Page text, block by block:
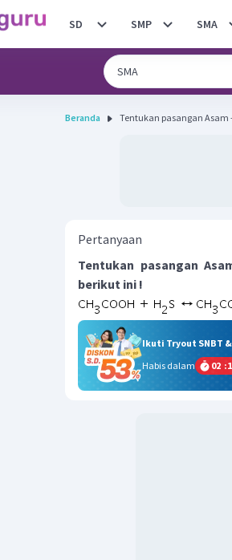
SD SMP SMA
Beranda Tentukan pasangan Asam
Pertanyaan
Tentukan pasangan
berikut ini !
Ikuti Tryout SNBT
Habis dalam
02 :